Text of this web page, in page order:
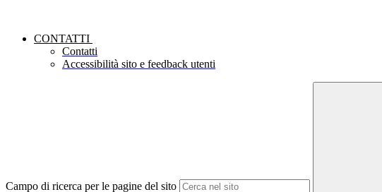
CONTATTI
Contatti
Accessibilità sito e feedback utenti
Campo di ricerca per le pagine del sito